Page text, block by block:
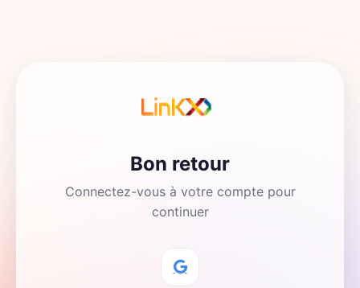
Bon retour
Connectez-vous à votre compte pour
continuer